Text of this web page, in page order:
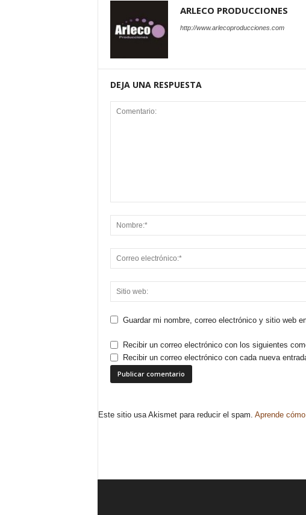
ARLECO PRODUCCIONES
http://www.arlecoproducciones.com
DEJA UNA RESPUESTA
Guardar mi nombre, correo electrónico y sitio web
Recibir un correo electrónico con los siguientes
Recibir un correo electrónico con cada nueva
Este sitio usa Akismet para reducir el spam. Aprende